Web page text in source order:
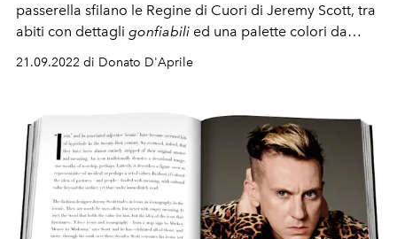
passerella sfilano le Regine di Cuori di Jeremy Scott, tra
abiti con dettagli gonfiabili ed una palette colori da
21.09.2022 di Donato D'Aprile